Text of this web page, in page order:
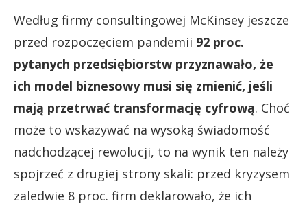
Według firmy consultingowej McKinsey jeszcze
przed rozpoczęciem pandemii 92 proc.
pytanych przedsiębiorstw przyznawało, że
ich model biznesowy musi się zmienić, jeśli
mają przetrwać transformację cyfrową. Choć
może to wskazywać na wysoką świadomość
nadchodzącej rewolucji, to na wynik ten należy
spojrzeć z drugiej strony skali: przed kryzysem
zaledwie 8 proc. firm deklarowało, że ich